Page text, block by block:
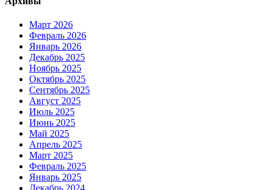
Март 2026
Февраль 2026
Январь 2026
Декабрь 2025
Ноябрь 2025
Октябрь 2025
Сентябрь 2025
Август 2025
Июль 2025
Июнь 2025
Май 2025
Апрель 2025
Март 2025
Февраль 2025
Январь 2025